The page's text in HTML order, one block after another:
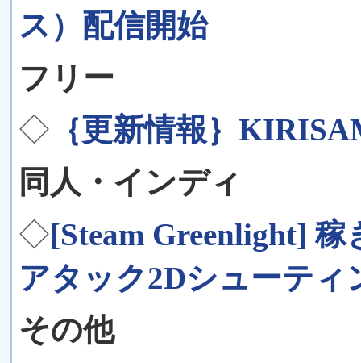
ス）配信開始
フリー
◇ ｛更新情報｝
同人・インディ
◇[Steam Greenlight]
アタック2Dシューテ
その他